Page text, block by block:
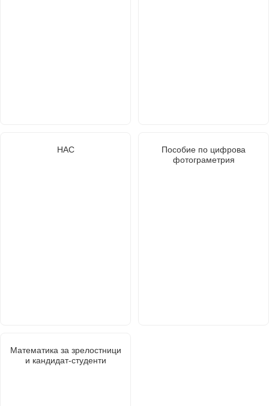
НАС
Пособие по цифрова
фотограметрия
Математика за зрелостници
и кандидат-студенти